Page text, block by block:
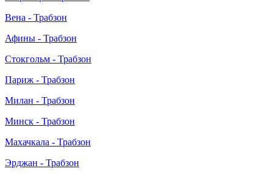
Вена - Трабзон
Афины - Трабзон
Стокгольм - Трабзон
Париж - Трабзон
Милан - Трабзон
Минск - Трабзон
Махачкала - Трабзон
Эрджан - Трабзон